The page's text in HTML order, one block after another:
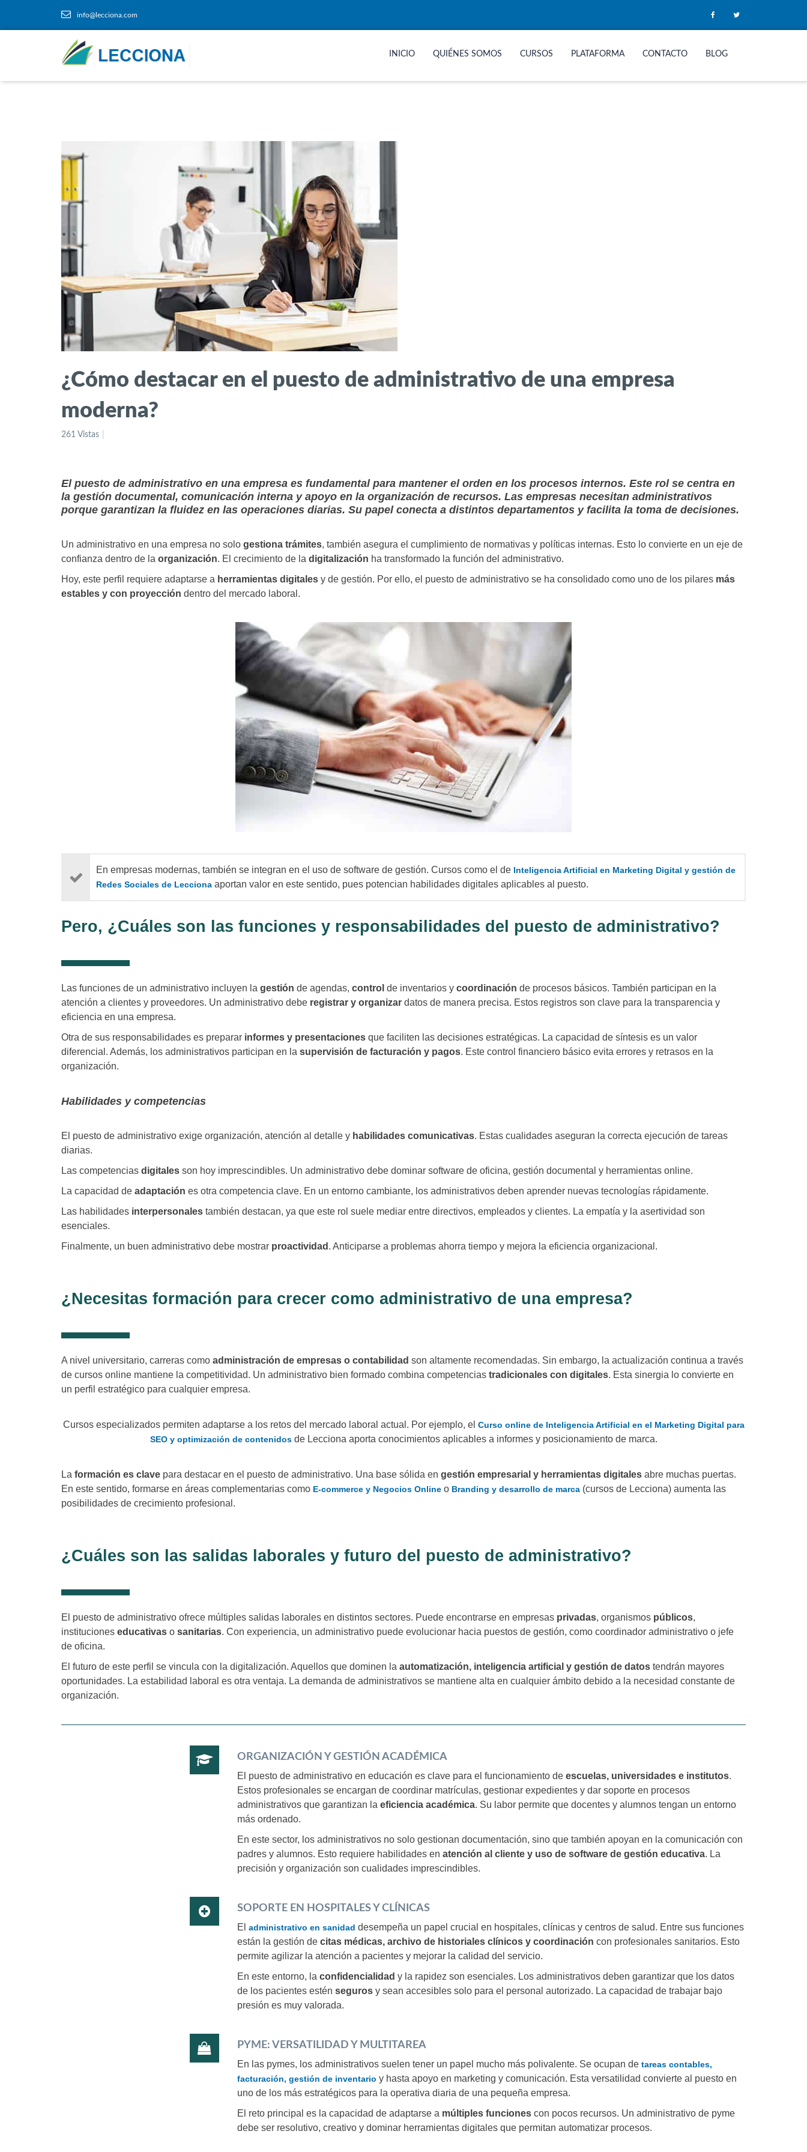
info@lecciona.com
INICIO QUIÉNES SOMOS CURSOS PLATAFORMA CONTACTO BLOG
¿Cómo destacar en el puesto de administrativo de una empresa
moderna?
261 Vistas
El puesto de administrativo en una empresa es fundamental para mantener el orden en los procesos internos. Este rol se centra en
la gestión documental, comunicación interna y apoyo en la organización de recursos. Las empresas necesitan administrativos
porque garantizan la fluidez en las operaciones diarias. Su papel conecta a distintos departamentos y facilita la toma de decisiones.
Un administrativo en una empresa no solo gestiona trámites, también asegura el cumplimiento de normativas y políticas internas. Esto lo convierte en un eje de
confianza dentro de la organización. El crecimiento de la digitalización ha transformado la función del administrativo.
Hoy, este perfil requiere adaptarse a herramientas digitales y de gestión. Por ello, el puesto de administrativo se ha consolidado como uno de los pilares más
estables y con proyección dentro del mercado laboral.
En empresas modernas, también se integran en el uso de software de gestión. Cursos como el de Inteligencia Artificial en Marketing Digital y gestión de
Redes Sociales de Lecciona aportan valor en este sentido, pues potencian habilidades digitales aplicables al puesto.
Pero, ¿Cuáles son las funciones y responsabilidades del puesto de administrativo?
Las funciones de un administrativo incluyen la gestión de agendas, control de inventarios y coordinación de procesos básicos. También participan en la
atención a clientes y proveedores. Un administrativo debe registrar y organizar datos de manera precisa. Estos registros son clave para la transparencia y
eficiencia en una empresa.
Otra de sus responsabilidades es preparar informes y presentaciones que faciliten las decisiones estratégicas. La capacidad de síntesis es un valor
diferencial. Además, los administrativos participan en la supervisión de facturación y pagos. Este control financiero básico evita errores y retrasos en la
organización.
Habilidades y competencias
El puesto de administrativo exige organización, atención al detalle y habilidades comunicativas. Estas cualidades aseguran la correcta ejecución de tareas
diarias.
Las competencias digitales son hoy imprescindibles. Un administrativo debe dominar software de oficina, gestión documental y herramientas online.
La capacidad de adaptación es otra competencia clave. En un entorno cambiante, los administrativos deben aprender nuevas tecnologías rápidamente.
Las habilidades interpersonales también destacan, ya que este rol suele mediar entre directivos, empleados y clientes. La empatía y la asertividad son
esenciales.
Finalmente, un buen administrativo debe mostrar proactividad . Anticiparse a problemas ahorra tiempo y mejora la eficiencia organizacional.
¿Necesitas formación para crecer como administrativo de una empresa?
A nivel universitario, carreras como administración de empresas o contabilidad son altamente recomendadas. Sin embargo, la actualización continua a través
de cursos online mantiene la competitividad. Un administrativo bien formado combina competencias tradicionales con digitales. Esta sinergia lo convierte en
un perfil estratégico para cualquier empresa.
Cursos especializados permiten adaptarse a los retos del mercado laboral actual. Por ejemplo, el Curso online de Inteligencia Artificial en el Marketing Digital para
SEO y optimización de contenidosde Lecciona aporta conocimientos aplicables a informes y posicionamiento de marca.
La formación es clave para destacar en el puesto de administrativo. Una base sólida en gestión empresarial y herramientas digitales abre muchas puertas.
En este sentido, formarse en áreas complementarias como E-commerce y Negocios Online o Branding y desarrollo de marca (cursos de Lecciona) aumenta las
posibilidades de crecimiento profesional.
¿Cuáles son las salidas laborales y futuro del puesto de administrativo?
El puesto de administrativo ofrece múltiples salidas laborales en distintos sectores. Puede encontrarse en empresas privadas, organismos públicos,
instituciones educativas o sanitarias. Con experiencia, un administrativo puede evolucionar hacia puestos de gestión, como coordinador administrativo o jefe
de oficina.
El futuro de este perfil se vincula con la digitalización. Aquellos que dominen la automatización, inteligencia artificial y gestión de datos tendrán mayores
oportunidades. La estabilidad laboral es otra ventaja. La demanda de administrativos se mantiene alta en cualquier ámbito debido a la necesidad constante de
organización.
ORGANIZACIÓN Y GESTIÓN ACADÉMICA
El puesto de administrativo en educación es clave para el funcionamiento de escuelas, universidades e institutos.
Estos profesionales se encargan de coordinar matrículas, gestionar expedientes y dar soporte en procesos
administrativos que garantizan la eficiencia académica. Su labor permite que docentes y alumnos tengan un entorno
más ordenado.
En este sector, los administrativos no solo gestionan documentación, sino que también apoyan en la comunicación con
padres y alumnos. Esto requiere habilidades en atención al cliente y uso de software de gestión educativa. La
precisión y organización son cualidades imprescindibles.
SOPORTE EN HOSPITALES Y CLÍNICAS
El administrativo en sanidad desempeña un papel crucial en hospitales, clínicas y centros de salud. Entre sus funciones
están la gestión de citas médicas, archivo de historiales clínicos y coordinación con profesionales sanitarios. Esto
permite agilizar la atención a pacientes y mejorar la calidad del servicio.
En este entorno, la confidencialidad y la rapidez son esenciales. Los administrativos deben garantizar que los datos
de los pacientes estén segurosy sean accesibles solo para el personal autorizado. La capacidad de trabajar bajo
presión es muy valorada.
PYME: VERSATILIDAD Y MULTITAREA
En las pymes, los administrativos suelen tener un papel mucho más polivalente. Se ocupan de tareas contables,
facturación, gestión de inventario y hasta apoyo en marketing y comunicación. Esta versatilidad convierte al puesto en
uno de los más estratégicos para la operativa diaria de una pequeña empresa.
El reto principal es la capacidad de adaptarse a múltiples funcionescon pocos recursos. Un administrativo de pyme
debe ser resolutivo, creativo y dominar herramientas digitales que permitan automatizar procesos.